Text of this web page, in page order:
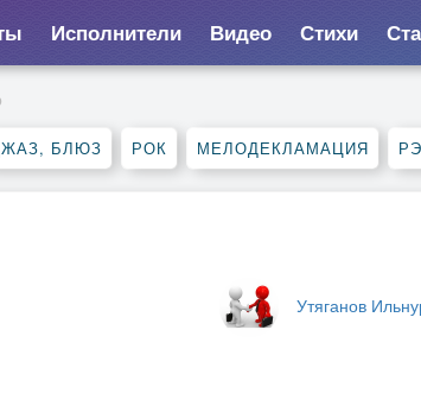
Исполнители Видео Стихи
БЛЮЗ РОК МЕЛОДЕКЛАМАЦИЯ
Утяганов